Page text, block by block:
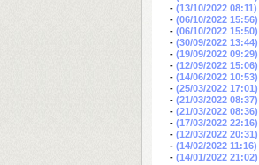
- (13/10/2022 08:11)
- (06/10/2022 15:56)
- (06/10/2022 15:50)
- (30/09/2022 13:44)
- (19/09/2022 09:29)
- (12/09/2022 15:06)
- (14/06/2022 10:53)
- (25/03/2022 17:01)
- (21/03/2022 08:37)
- (21/03/2022 08:36)
- (17/03/2022 22:16)
- (12/03/2022 20:31)
- (14/02/2022 11:16)
- (14/01/2022 21:02)